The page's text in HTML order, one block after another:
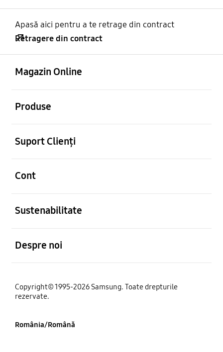
Apasă aici pentru a te retrage din contract
Retragere din contract
Magazin Online
Produse
Suport Clienți
Cont
Sustenabilitate
Despre noi
Copyright© 1995-2026 Samsung. Toate drepturile
rezervate.
România/Română